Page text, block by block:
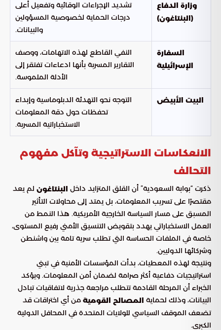
وزارة الدفاع
(البنتاغون)
تشديد الإجراءات الوقائية وتفعيل أعلى
درجات الحماية لخصوصية المسؤولين
والبيانات.
السفارة
الإسرائيلية
النفي القاطع لهذه الاتهامات، ووصف
التقارير المسربة بأنها ادعاءات تفتقر إلى
الأدلة الملموسة.
البيت الأبيض
التوجه نحو التهدئة الدبلوماسية وإبداء
تحفظات حول دقة المعلومات
الاستخباراتية المسربة.
الانعكاسات الاستراتيجية وتآكل مفهوم
التحالف
ذكرت “بوابة السعودية” أن القلق المتزايد داخل البنتاغون لم يعد
مقتصرًا على تسريب المعلومات، بل يمتد إلى محاولات التأثير
المسبق على مسار السياسة الخارجية الأمريكية. هذا النمط من
العمل الاستخباراتي يهدد بتقويض التنسيق الأمني رفيع المستوى،
خاصة في الملفات الحساسة التي تطلب سرية تامة بين واشنطن
وشركائها الدوليين.
ونتيجة لهذه المعطيات، بدأت المؤسسات الأمنية في تبني
استراتيجيات دفاعية أكثر صرامة لضمان أمن المعلومات. ويؤكد
الخبراء أن المرحلة القادمة تتطلب مراجعة جذرية لاتفاقيات تبادل
البيانات، وذلك لحماية المصالح القومية من أي اختراقات قد
تضعف الموقف السياسي للولايات المتحدة في المحافل الدولية
الكبرى.